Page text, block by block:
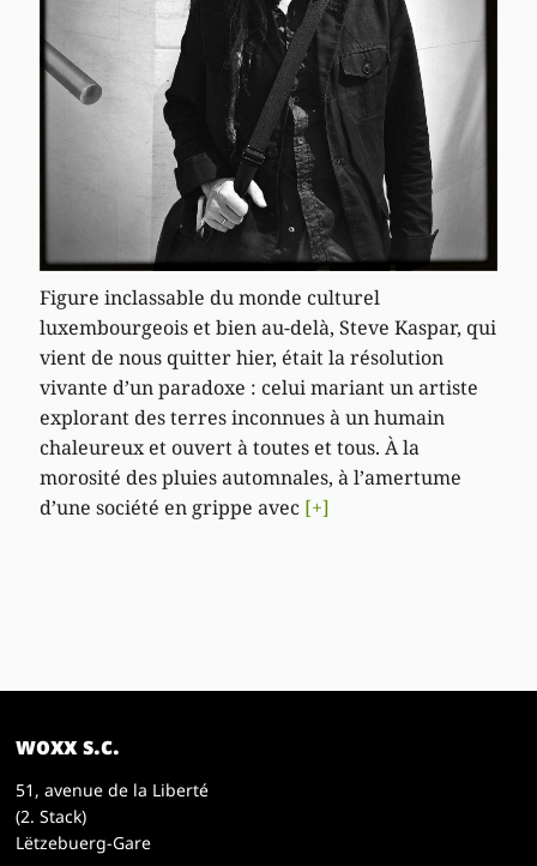
Figure inclassable du monde culturel
luxembourgeois et bien au-delà, Steve Kaspar, qui
vient de nous quitter hier, était la résolution
vivante d’un paradoxe : celui mariant un artiste
explorant des terres inconnues à un humain
chaleureux et ouvert à toutes et tous. À la
morosité des pluies automnales, à l’amertume
d’une société en grippe avec [+]
woxx s.c.
51, avenue de la Liberté
(2. Stack)
Lëtzebuerg-Gare